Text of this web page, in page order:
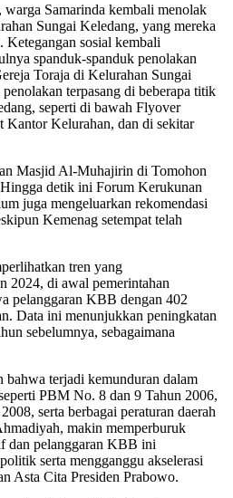
Samarinda kembali menolak
Sungai Keledang, yang mereka
Ketegangan sosial kembali
spanduk-spanduk penolakan
Toraja di Kelurahan Sungai
terpasang di beberapa titik
seperti di bawah Flyover
Kantor Kelurahan, dan di sekitar
Masjid Al-Muhajirin di Tomohon
detik ini Forum Kerukunan
juga mengeluarkan rekomendasi
Kemenag setempat telah
tren yang
2024, di awal pemerintahan
pelanggaran KBB dengan 402
Data ini menunjukkan peningkatan
sebelumnya, sebagaimana
terjadi kemunduran dalam
PBM No. 8 dan 9 Tahun 2006,
serta berbagai peraturan daerah
makin memperburuk
dan pelanggaran KBB ini
serta mengganggu akselerasi
Asta Cita Presiden Prabowo.